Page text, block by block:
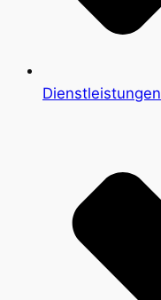
Dienstleistungen